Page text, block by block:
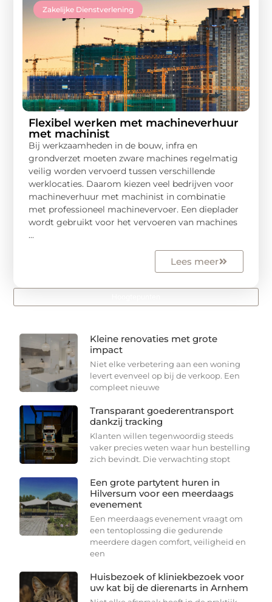
Zakelijke Dienstverlening
Flexibel werken met machineverhuur
met machinist
Bij werkzaamheden in de bouw, infra en
grondverzet moeten zware machines regelmatig
veilig worden vervoerd tussen verschillende
werklocaties. Daarom kiezen veel bedrijven voor
machineverhuur met machinist in combinatie
met professioneel machinevervoer. Een dieplader
wordt gebruikt voor het vervoeren van machines
...
Lees meer
Hoogtepunten
Kleine renovaties met grote
impact
Niet elke verbetering aan een woning
levert evenveel op bij de verkoop. Een
compleet nieuwe
Transparant goederentransport
dankzij tracking
Klanten willen tegenwoordig steeds
vaker precies weten waar hun bestelling
zich bevindt. Die verwachting stopt
Een grote partytent huren in
Hilversum voor een meerdaags
evenement
een tentoplossing die gedurende
meerdere dagen comfort, veiligheid en
een
Huisbezoek of kliniekbezoek voor
uw kat bij de dierenarts in Arnhem
Niet elke afspraak hoeft in de praktijk